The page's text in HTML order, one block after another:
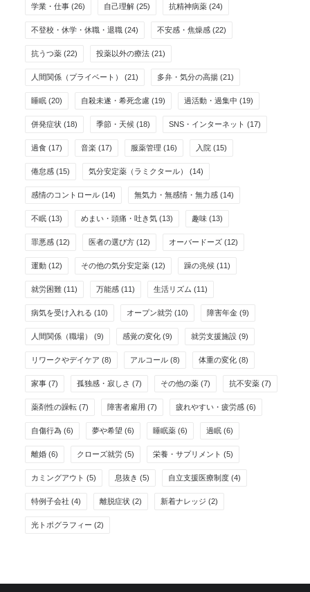
学業・仕事 (26) 自己理解 (25) 抗精神病薬 (24)
不登校・休学・休職・退職 (24) 不安感・焦燥感 (22)
抗うつ薬 (22) 投薬以外の療法 (21)
人間関係（プライベート） (21) 多弁・気分の高揚 (21)
睡眠 (20) 自殺未遂・希死念慮 (19) 過活動・過集中 (19)
併発症状 (18) 季節・天候 (18) SNS・インターネット (17)
過食 (17) 音楽 (17) 服薬管理 (16) 入院 (15)
倦怠感 (15) 気分安定薬（ラミクタール） (14)
感情のコントロール (14) 無気力・無感情・無力感 (14)
不眠 (13) めまい・頭痛・吐き気 (13) 趣味 (13)
罪悪感 (12) 医者の選び方 (12) オーバードーズ (12)
運動 (12) その他の気分安定薬 (12) 躁の兆候 (11)
就労困難 (11) 万能感 (11) 生活リズム (11)
病気を受け入れる (10) オープン就労 (10) 障害年金 (9)
人間関係（職場） (9) 感覚の変化 (9) 就労支援施設 (9)
リワークやデイケア (8) アルコール (8) 体重の変化 (8)
家事 (7) 孤独感・寂しさ (7) その他の薬 (7) 抗不安薬 (7)
薬剤性の躁転 (7) 障害者雇用 (7) 疲れやすい・疲労感 (6)
自傷行為 (6) 夢や希望 (6) 睡眠薬 (6) 過眠 (6)
離婚 (6) クローズ就労 (5) 栄養・サプリメント (5)
カミングアウト (5) 息抜き (5) 自立支援医療制度 (4)
特例子会社 (4) 離脱症状 (2) 新着ナレッジ (2)
光トポグラフィー (2)